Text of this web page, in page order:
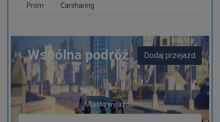
Prom Carsharing
Dodaj przejazd
Wspólna podróż
Miasto wyjazdu: